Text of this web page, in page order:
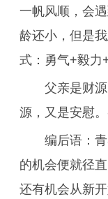
一帆风顺，会
龄还小，但是
式：勇气+毅力
父亲是财
源，又是安慰
编后语：
的机会便就径
还有机会从新